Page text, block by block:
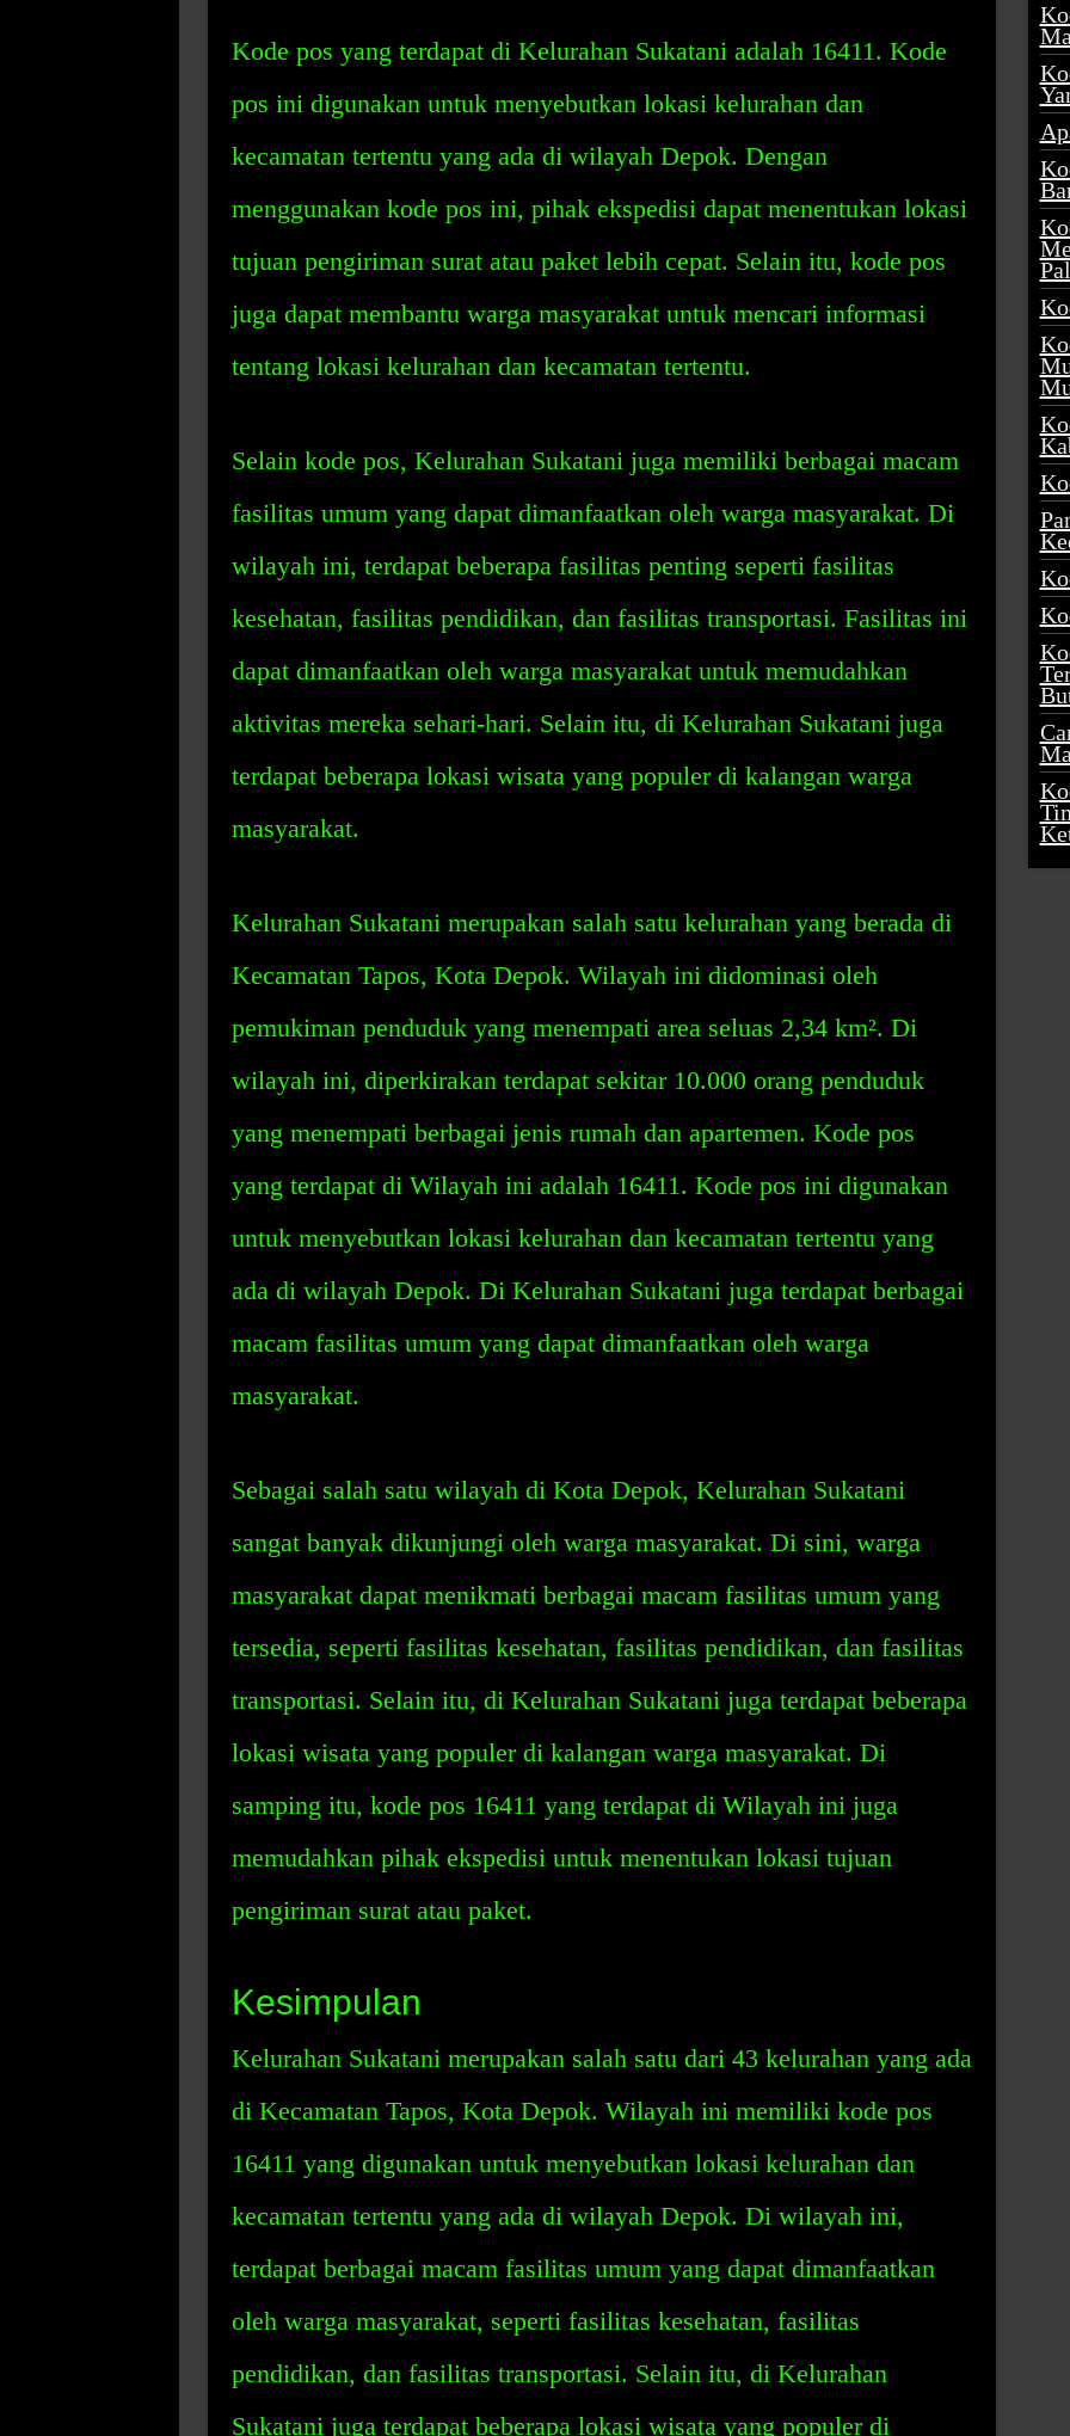
Kode pos yang terdapat di Kelurahan Sukatani adalah 16411. Kode
pos ini digunakan untuk menyebutkan lokasi kelurahan dan
kecamatan tertentu yang ada di wilayah Depok. Dengan
menggunakan kode pos ini, pihak ekspedisi dapat menentukan lokasi
tujuan pengiriman surat atau paket lebih cepat. Selain itu, kode pos
juga dapat membantu warga masyarakat untuk mencari informasi
tentang lokasi kelurahan dan kecamatan tertentu.
Selain kode pos, Kelurahan Sukatani juga memiliki berbagai macam
fasilitas umum yang dapat dimanfaatkan oleh warga masyarakat. Di
wilayah ini, terdapat beberapa fasilitas penting seperti fasilitas
kesehatan, fasilitas pendidikan, dan fasilitas transportasi. Fasilitas ini
dapat dimanfaatkan oleh warga masyarakat untuk memudahkan
aktivitas mereka sehari-hari. Selain itu, di Kelurahan Sukatani juga
terdapat beberapa lokasi wisata yang populer di kalangan warga
masyarakat.
Kelurahan Sukatani merupakan salah satu kelurahan yang berada di
Kecamatan Tapos, Kota Depok. Wilayah ini didominasi oleh
pemukiman penduduk yang menempati area seluas 2,34 km². Di
wilayah ini, diperkirakan terdapat sekitar 10.000 orang penduduk
yang menempati berbagai jenis rumah dan apartemen. Kode pos
yang terdapat di Wilayah ini adalah 16411. Kode pos ini digunakan
untuk menyebutkan lokasi kelurahan dan kecamatan tertentu yang
ada di wilayah Depok. Di Kelurahan Sukatani juga terdapat berbagai
macam fasilitas umum yang dapat dimanfaatkan oleh warga
masyarakat.
Sebagai salah satu wilayah di Kota Depok, Kelurahan Sukatani
sangat banyak dikunjungi oleh warga masyarakat. Di sini, warga
masyarakat dapat menikmati berbagai macam fasilitas umum yang
tersedia, seperti fasilitas kesehatan, fasilitas pendidikan, dan fasilitas
transportasi. Selain itu, di Kelurahan Sukatani juga terdapat beberapa
lokasi wisata yang populer di kalangan warga masyarakat. Di
samping itu, kode pos 16411 yang terdapat di Wilayah ini juga
memudahkan pihak ekspedisi untuk menentukan lokasi tujuan
pengiriman surat atau paket.
Kesimpulan
Kelurahan Sukatani merupakan salah satu dari 43 kelurahan yang ada
di Kecamatan Tapos, Kota Depok. Wilayah ini memiliki kode pos
16411 yang digunakan untuk menyebutkan lokasi kelurahan dan
kecamatan tertentu yang ada di wilayah Depok. Di wilayah ini,
terdapat berbagai macam fasilitas umum yang dapat dimanfaatkan
oleh warga masyarakat, seperti fasilitas kesehatan, fasilitas
pendidikan, dan fasilitas transportasi. Selain itu, di Kelurahan
Sukatani juga terdapat beberapa lokasi wisata yang populer di